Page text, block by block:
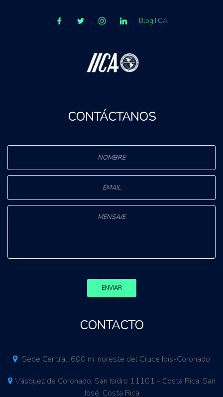
Blog IICA
CONTÁCTANOS
ENVIAR
CONTACTO
Sede Central. 600 m. noreste del Cruce Ipís-Coronado
Vásquez de Coronado, San Isidro 11101 - Costa Rica. San
José, Costa Rica